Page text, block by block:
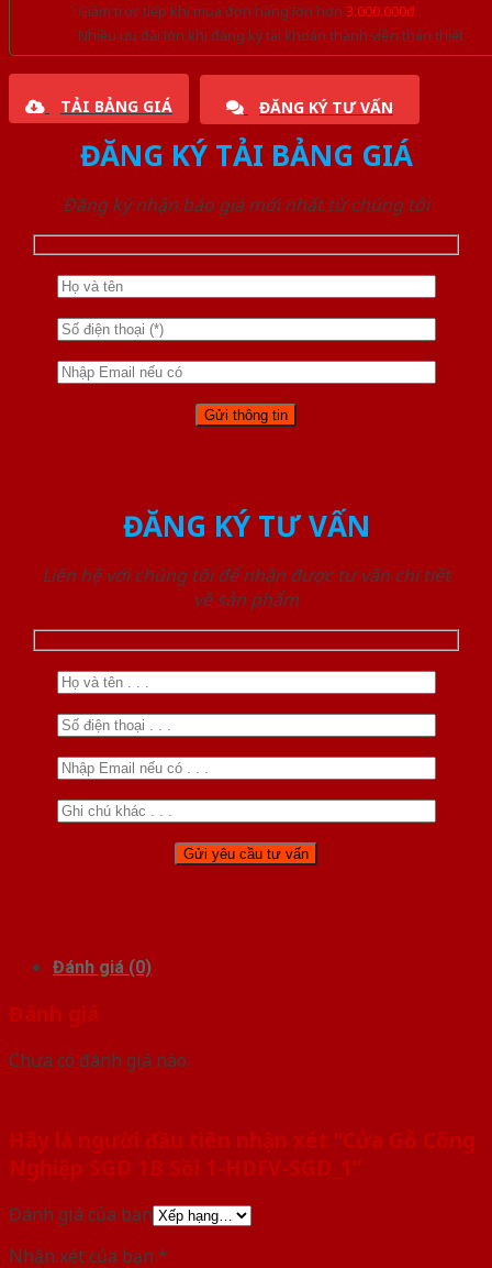
Giảm trực tiếp khi mua đơn hàng lớn hơn 3.000.000đ
Nhiều ưu đãi lớn khi đăng ký tài khoản thành viên thân thiết
TẢI BẢNG GIÁ ĐĂNG KÝ TƯ VẤN
ĐĂNG KÝ TẢI BẢNG GIÁ
Đăng ký nhận báo giá mới nhất từ chúng tôi
ĐĂNG KÝ TƯ VẤN
Liên hệ với chúng tôi để nhận được tư vấn chi tiết
về sản phẩm
Đánh giá (0)
Đánh giá
Chưa có đánh giá nào.
Hãy là người đầu tiên nhận xét “Cửa Gỗ Công
Nghiệp SGD 1B Sồi 1-HDFV-SGD_1”
Đánh giá của bạn
Nhận xét của bạn *